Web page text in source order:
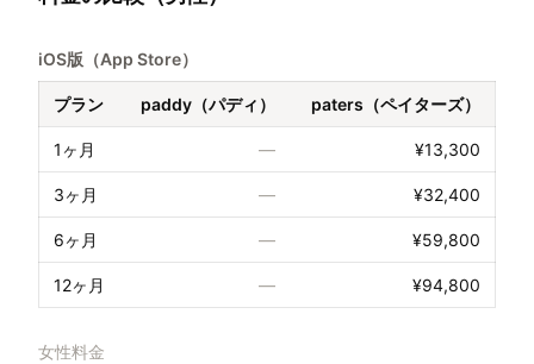
iOS版（App Store）
プラン paddy（パディ） paters（ペイターズ）
1ヶ月 — ¥13,300
3ヶ月 — ¥32,400
6ヶ月 — ¥59,800
12ヶ月 — ¥94,800
女性料金